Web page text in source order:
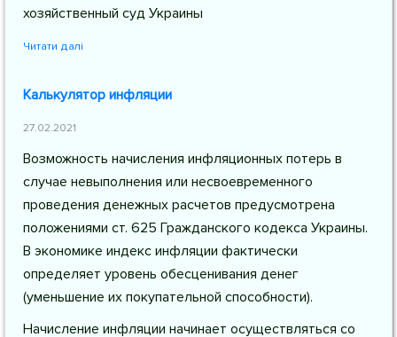
хозяйственный суд Украины
Читати далі
Калькулятор инфляции
27.02.2021
Возможность начисления инфляционных потерь в
случае невыполнения или несвоевременного
проведения денежных расчетов предусмотрена
положениями ст. 625 Гражданского кодекса Украины.
В экономике индекс инфляции фактически
определяет уровень обесценивания денег
(уменьшение их покупательной способности).
Начисление инфляции начинает осуществляться со